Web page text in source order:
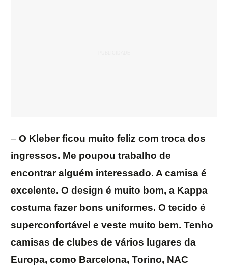
– O Kleber ficou muito feliz com troca dos
ingressos. Me poupou trabalho de
encontrar alguém interessado. A camisa é
excelente. O design é muito bom, a Kappa
costuma fazer bons uniformes. O tecido é
superconfortável e veste muito bem. Tenho
camisas de clubes de vários lugares da
Europa, como Barcelona, Torino, NAC